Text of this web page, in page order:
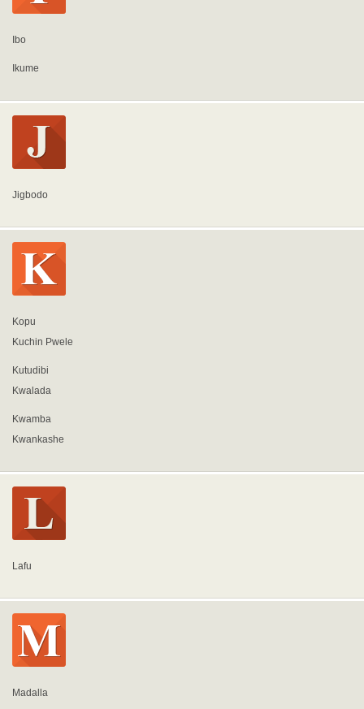
Ibo
Ikume
Jigbodo
Kopu
Kuchin Pwele
Kutudibi
Kwalada
Kwamba
Kwankashe
Lafu
Madalla